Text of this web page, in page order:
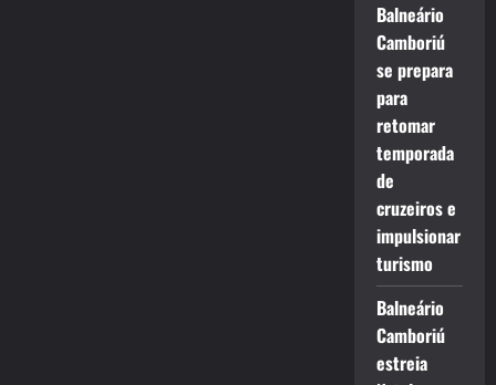
Balneário
Camboriú
se prepara
para
retomar
temporada
de
cruzeiros e
impulsionar
turismo
Balneário
Camboriú
estreia